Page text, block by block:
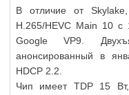
В отличие от
H.265/HEVC Main 10 с
Google VP9.
анонсированный в
HDCP 2.2.
Чип имеет TDP 15